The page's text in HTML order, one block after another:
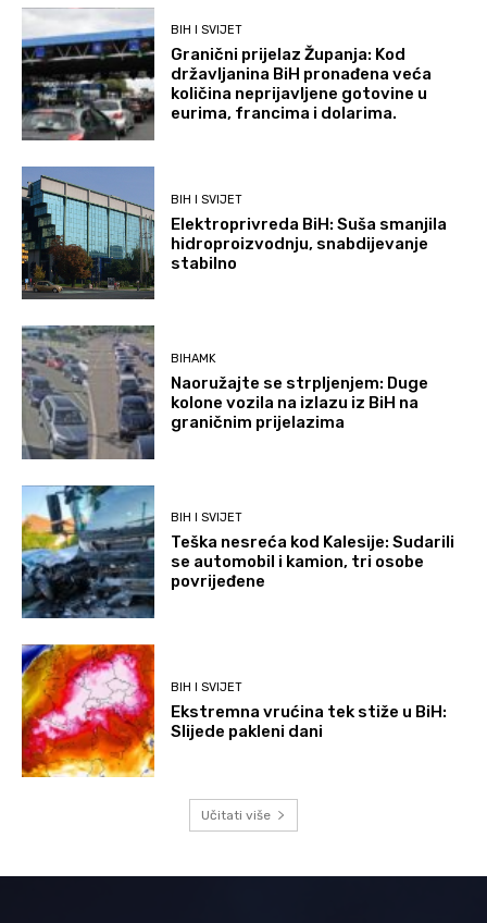
BIH I SVIJET
Granični prijelaz Županja: Kod
državljanina BiH pronađena veća
količina neprijavljene gotovine u
eurima, francima i dolarima.
BIH I SVIJET
Elektroprivreda BiH: Suša smanjila
hidroproizvodnju, snabdijevanje
stabilno
BIHAMK
Naoružajte se strpljenjem: Duge
kolone vozila na izlazu iz BiH na
graničnim prijelazima
BIH I SVIJET
Teška nesreća kod Kalesije: Sudarili
se automobil i kamion, tri osobe
povrijeđene
BIH I SVIJET
Ekstremna vrućina tek stiže u BiH:
Slijede pakleni dani
Učitati više